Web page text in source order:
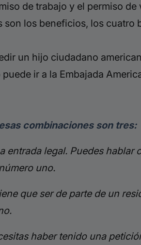
de trabajo y el permiso
los beneficios, los cuatro
un hijo ciudadano
ir a la Embajada
combinaciones son tres:
entrada legal. Puedes
uno.
que ser de parte de un
haber tenido una